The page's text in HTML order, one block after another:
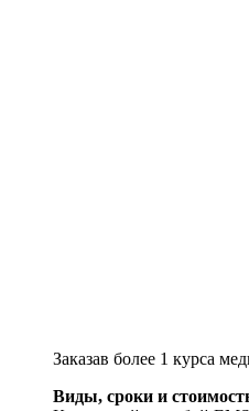
Заказав более 1 курса
Виды, сроки и